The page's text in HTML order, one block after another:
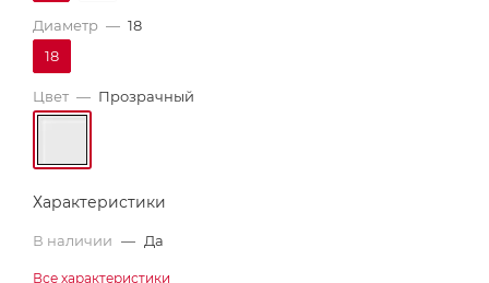
Диаметр — 18
18
Цвет — Прозрачный
Характеристики
В наличии — Да
Все характеристики